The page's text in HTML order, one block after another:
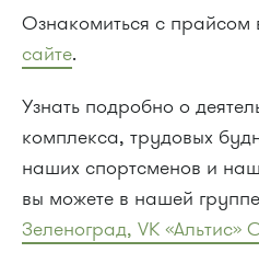
Ознакомиться с
сайте.
Узнать подробно о
комплекса, трудовых
наших спортсменов и
вы можете в нашей
Зеленоград, VK «Альтис»